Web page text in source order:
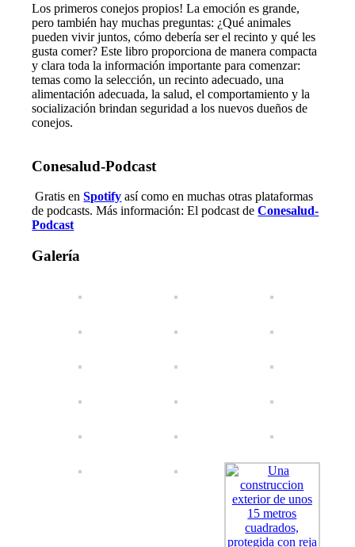
Los primeros conejos propios! La emoción es grande,
pero también hay muchas preguntas: ¿Qué animales
pueden vivir juntos, cómo debería ser el recinto y qué les
gusta comer? Este libro proporciona de manera compacta
y clara toda la información importante para comenzar:
temas como la selección, un recinto adecuado, una
alimentación adecuada, la salud, el comportamiento y la
socialización brindan seguridad a los nuevos dueños de
conejos.
Conesalud-Podcast
Gratis enSpotify así como en muchas otras plataformas
de podcasts. Más información: El podcast deConesalud-
Podcast
Galería